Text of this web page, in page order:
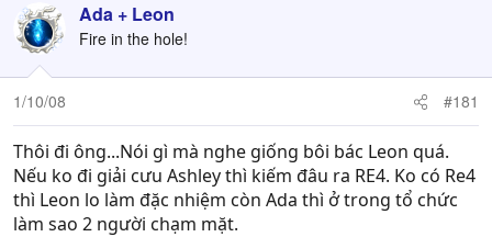
d
s
t
a
e
r
ử
i
Ada + Leon
Fire in the hole!
1/10/08 #181
Thôi đi ông...Nói gì mà nghe giống bôi bác Leon quá.
Nếu ko đi giải cưu Ashley thì kiếm đâu ra RE4. Ko có Re4
thì Leon lo làm đặc nhiệm còn Ada thì ở trong tổ chức
làm sao 2 người chạm mặt.